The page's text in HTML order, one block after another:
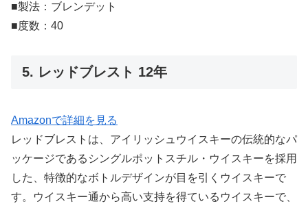
■製法：ブレンデット
■度数：40
5. レッドブレスト 12年
Amazonで詳細を見る
レッドブレストは、アイリッシュウイスキーの伝統的なパ
ッケージであるシングルポットスチル・ウイスキーを採用
した、特徴的なボトルデザインが目を引くウイスキーで
す。ウイスキー通から高い支持を得ているウイスキーで、